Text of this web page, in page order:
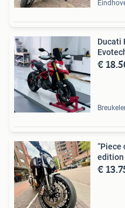
Ducati
€
“Piece
edition
€